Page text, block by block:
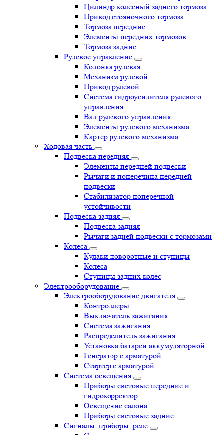
Цилиндр колесный заднего тормоза
Привод стояночного тормоза
Тормоза передние
Элементы передних тормозов
Тормоза задние
Рулевое управление
Колонка рулевая
Механизм рулевой
Привод рулевой
Система гидроусилителя рулевого
управления
Вал рулевого управления
Элементы рулевого механизма
Картер рулевого механизма
Ходовая часть
Подвеска передняя
Элементы передней подвески
Рычаги и поперечина передней
подвески
Стабилизатор поперечной
устойчивости
Подвеска задняя
Подвеска задняя
Рычаги задней подвески с тормозами
Колеса
Кулаки поворотные и ступицы
Колеса
Ступицы задних колес
Электрооборудование
Электрооборудование двигателя
Контроллеры
Выключатель зажигания
Система зажигания
Распределитель зажигания
Установка батареи аккумуляторной
Генератор с арматурой
Стартер с арматурой
Система освещения
Приборы световые передние и
гидрокорректор
Освещение салона
Приборы световые задние
Сигналы, приборы, реле